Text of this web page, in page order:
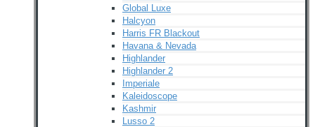
Global Luxe
Halcyon
Harris FR Blackout
Havana & Nevada
Highlander
Highlander 2
Imperiale
Kaleidoscope
Kashmir
Lusso 2